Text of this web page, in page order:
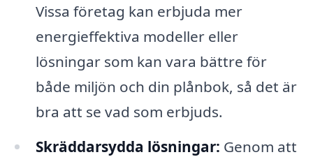
Vissa företag kan erbjuda mer
energieffektiva modeller eller
lösningar som kan vara bättre för
både miljön och din plånbok, så det är
bra att se vad som erbjuds.
Skräddarsydda lösningar: Genom att